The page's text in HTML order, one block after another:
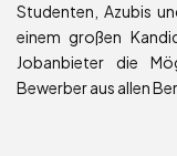
Studenten, Azubis
einem großen
Jobanbieter die
Bewerber aus allen